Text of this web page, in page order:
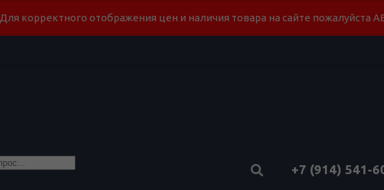
Для корректного отображения цен и наличия товара на сайте пожалуйста
+7 (914) 541-